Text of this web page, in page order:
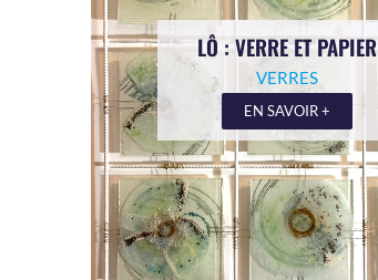
LÔ : VERRE ET PAPIER
VERRES
EN SAVOIR +